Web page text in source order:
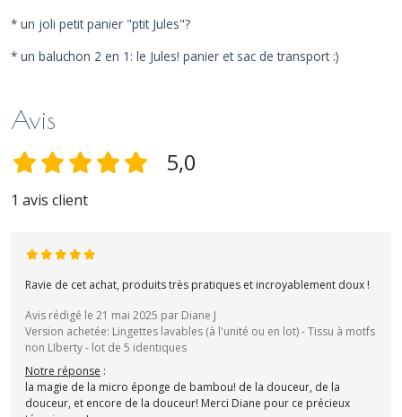
* un joli petit panier "ptit Jules"?
* un baluchon 2 en 1: le Jules! panier et sac de transport :)
Avis
5,0
1 avis client
Ravie de cet achat, produits très pratiques et incroyablement doux !
Avis rédigé le 21 mai 2025 par Diane J
Version achetée: Lingettes lavables (à l'unité ou en lot) - Tissu à motfs
non LIberty - lot de 5 identiques
Notre réponse :
la magie de la micro éponge de bambou! de la douceur, de la
douceur, et encore de la douceur! Merci Diane pour ce précieux